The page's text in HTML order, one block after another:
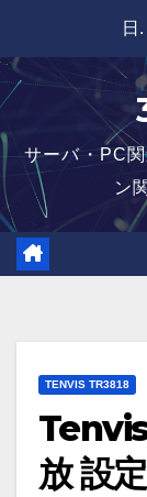
content
日
サーバ・PC
ン
TENVIS TR3818
放 設